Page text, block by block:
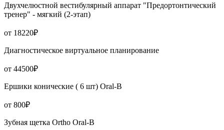
Двухчелюстной вестибулярный аппарат "Предортонтический
тренер" - мягкий (2-этап)
от 18220₽
Диагностическое виртуальное планирование
от 44500₽
Ершики конические ( 6 шт) Oral-B
от 800₽
Зубная щетка Ortho Oral-B